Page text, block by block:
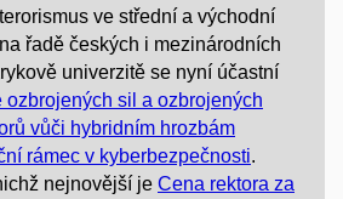
ve střední a východní
řadě českých i mezinárodních
univerzitě se nyní účastní
ozbrojených sil a ozbrojených
vůči hybridním hrozbám
rámec v kyberbezpečnosti.
nejnovější je Cena rektora za